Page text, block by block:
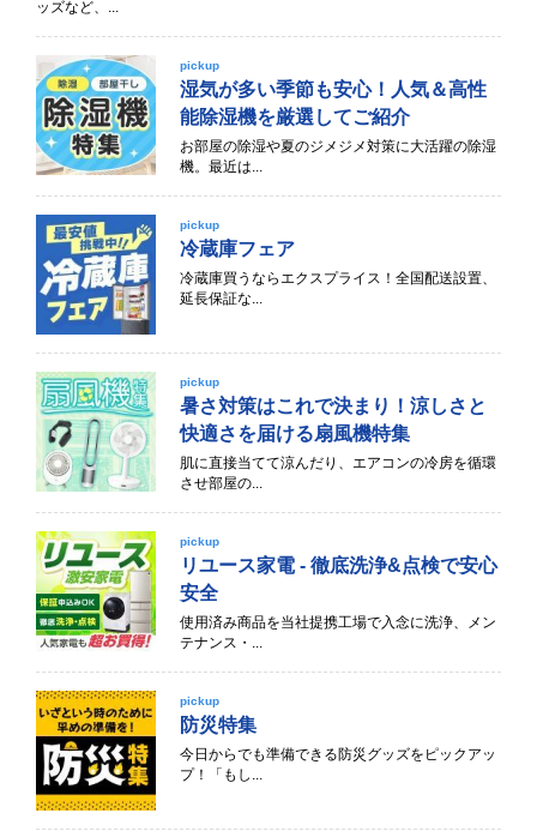
ッズなど、...
pickup
湿気が多い季節も安心！人気＆高性
能除湿機を厳選してご紹介
お部屋の除湿や夏のジメジメ対策に大活躍の除湿
機。最近は...
pickup
冷蔵庫フェア
冷蔵庫買うならエクスプライス！全国配送設置、
延長保証な...
pickup
暑さ対策はこれで決まり！涼しさと
快適さを届ける扇風機特集
肌に直接当てて涼んだり、エアコンの冷房を循環
させ部屋の...
pickup
リユース家電 - 徹底洗浄&点検で安心
安全
使用済み商品を当社提携工場で入念に洗浄、メン
テナンス・...
pickup
防災特集
今日からでも準備できる防災グッズをピックアッ
プ！「もし...